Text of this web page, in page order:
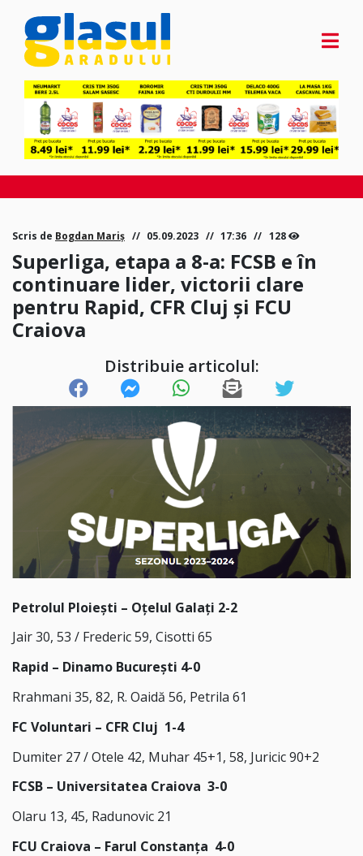
Scris de Bogdan Mariș 05.09.2023 17:36 128
Superliga, etapa a 8-a: FCSB e în
continuare lider, victorii clare
pentru Rapid, CFR Cluj și FCU
Craiova
Distribuie articolul:
Petrolul Ploiești – Oțelul Galați 2-2
Jair 30, 53 / Frederic 59, Cisotti 65
Rapid – Dinamo București 4-0
Rrahmani 35, 82, R. Oaidă 56, Petrila 61
FC Voluntari – CFR Cluj 1-4
Dumiter 27 / Otele 42, Muhar 45+1, 58, Juricic 90+2
FCSB – Universitatea Craiova 3-0
Olaru 13, 45, Radunovic 21
FCU Craiova – Farul Constanța 4-0